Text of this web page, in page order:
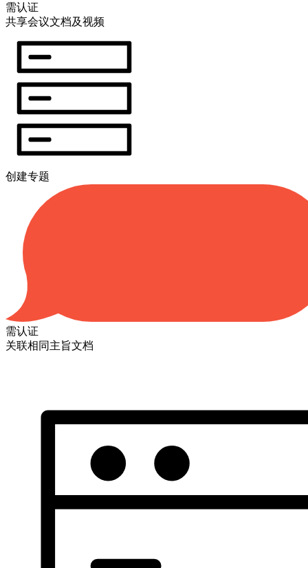
需认证
共享会议文档及视频
创建专题
需认证
关联相同主旨文档